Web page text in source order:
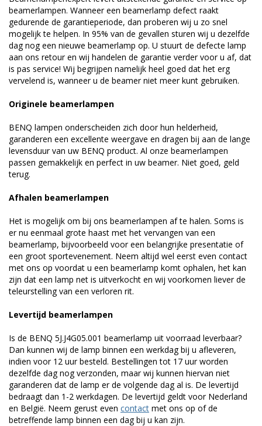
beamerlampen. Wanneer een beamerlamp defect raakt
gedurende de garantieperiode, dan proberen wij u zo snel
mogelijk te helpen. In 95% van de gevallen sturen wij u dezelfde
dag nog een nieuwe beamerlamp op. U stuurt de defecte lamp
aan ons retour en wij handelen de garantie verder voor u af, dat
is pas service! Wij begrijpen namelijk heel goed dat het erg
vervelend is, wanneer u de beamer niet meer kunt gebruiken.
Originele beamerlampen
BENQ lampen onderscheiden zich door hun helderheid,
garanderen een excellente weergave en dragen bij aan de lange
levensduur van uw BENQ product. Al onze beamerlampen
passen gemakkelijk en perfect in uw beamer. Niet goed, geld
terug.
Afhalen beamerlampen
Het is mogelijk om bij ons beamerlampen af te halen. Soms is
er nu eenmaal grote haast met het vervangen van een
beamerlamp, bijvoorbeeld voor een belangrijke presentatie of
een groot sportevenement. Neem altijd wel eerst even contact
met ons op voordat u een beamerlamp komt ophalen, het kan
zijn dat een lamp net is uitverkocht en wij voorkomen liever de
teleurstelling van een verloren rit.
Levertijd beamerlampen
Is de BENQ 5J.J4G05.001 beamerlamp uit voorraad leverbaar?
Dan kunnen wij de lamp binnen een werkdag bij u afleveren,
indien voor 12 uur besteld. Bestellingen tot 17 uur worden
dezelfde dag nog verzonden, maar wij kunnen hiervan niet
garanderen dat de lamp er de volgende dag al is. De levertijd
bedraagt dan 1-2 werkdagen. De levertijd geldt voor Nederland
en België. Neem gerust even contact met ons op of de
betreffende lamp binnen een dag bij u kan zijn.